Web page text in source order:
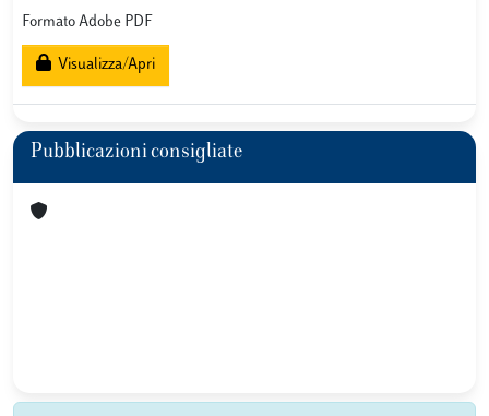
Formato Adobe PDF
Visualizza/Apri
Pubblicazioni consigliate